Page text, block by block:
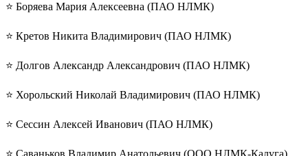
⭐️ Боряева Мария Алексеевна (ПАО НЛМК)
⭐️ Кретов Никита Владимирович (ПАО НЛМК)
⭐️ Долгов Александр Александрович (ПАО НЛМК)
⭐️ Хорольский Николай Владимирович (ПАО НЛМК)
⭐️ Сессин Алексей Иванович (ПАО НЛМК)
⭐️ Саваньков Владимир Анатольевич (ООО НЛМК-Калуга)